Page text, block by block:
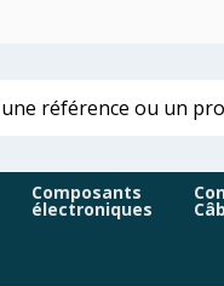
Composants
électroniques